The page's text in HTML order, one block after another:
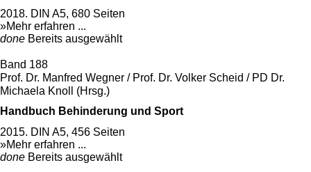
2018. DIN A5, 680 Seiten
»Mehr erfahren ...
done Bereits ausgewählt
Band 188
Prof. Dr. Manfred Wegner / Prof. Dr. Volker Scheid / PD Dr.
Michaela Knoll (Hrsg.)
Handbuch Behinderung und Sport
2015. DIN A5, 456 Seiten
»Mehr erfahren ...
done Bereits ausgewählt